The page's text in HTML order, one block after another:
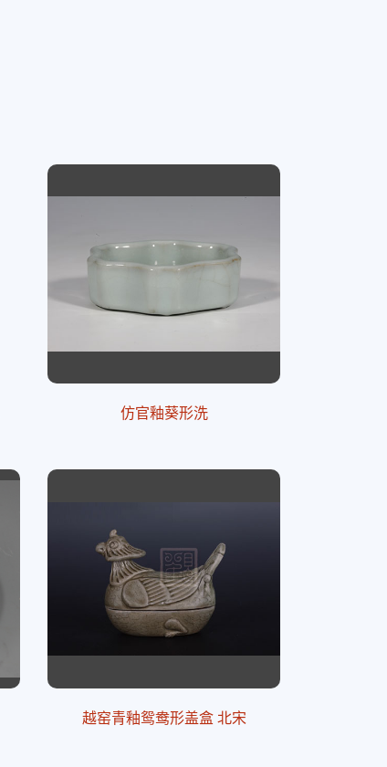
仿官釉葵形洗
越窑青釉鸳鸯形盖盒 北宋